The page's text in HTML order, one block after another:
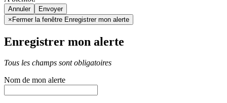
Annuler
×Fermer la fenêtre Enregistrer mon alerte
Enregistrer mon alerte
Tous les champs sont obligatoires
Nom de mon alerte